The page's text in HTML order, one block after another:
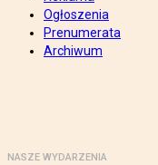
Ogłoszenia
Prenumerata
Archiwum
NASZE WYDARZENIA